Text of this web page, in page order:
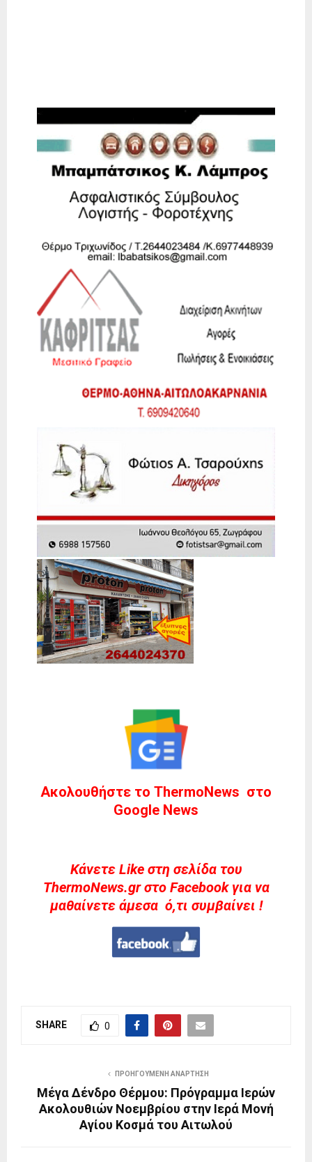
Ακολουθήστε το ThermoNews στο
Google News
Kάνετε Like στη σελίδα του
ThermoNews.gr στο Facebook για να
μαθαίνετε άμεσα ό,τι συμβαίνει !
SHARE 0
ΠΡΟΗΓΟΎΜΕΝΗ ΑΝΆΡΤΗΣΗ
Μέγα Δένδρο Θέρμου: Πρόγραμμα Ιερών
Ακολουθιών Νοεμβρίου στην Ιερά Μονή
Αγίου Κοσμά του Αιτωλού